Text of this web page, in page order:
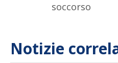
soccorso
Notizie